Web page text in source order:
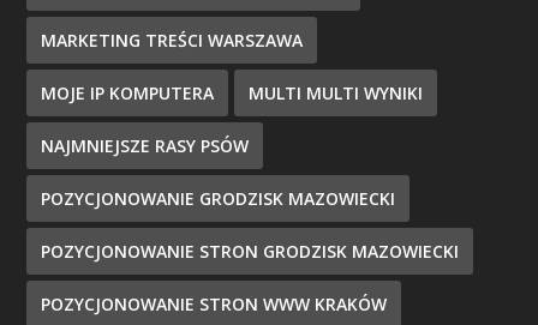
MARKETING TREŚCI WARSZAWA
MOJE IP KOMPUTERA MULTI MULTI WYNIKI
NAJMNIEJSZE RASY PSÓW
POZYCJONOWANIE GRODZISK MAZOWIECKI
POZYCJONOWANIE STRON GRODZISK MAZOWIECKI
POZYCJONOWANIE STRON WWW KRAKÓW